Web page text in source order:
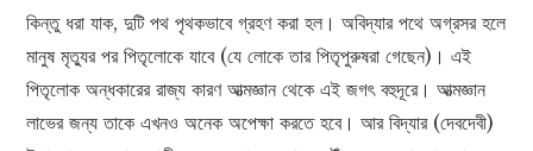
কিন্তু ধরা যাক, দুটি পথ পৃথকভাবে গ্রহণ করা হল। অবিদ্যার পথে অগ্রসর হলে
মানুষ মৃত্যুর পর পিতৃলোকে যাবে (যে লোকে তার পিতৃপুরুষরা গেছেন)। এই
পিতৃলোক অন্ধকারের রাজ্য কারণ আত্মজ্ঞান থেকে এই জগৎ বহুদূরে। আত্মজ্ঞান
লাভের জন্য তাকে এখনও অনেক অপেক্ষা করতে হবে। আর বিদ্যার (দেবদেবী)